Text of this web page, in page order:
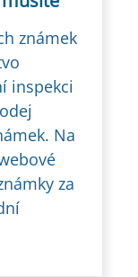
známek
inspekci
Na
za